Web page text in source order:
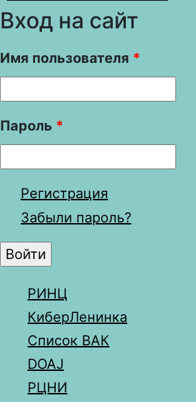
Вход на сайт
Имя пользователя *
Пароль *
Регистрация
Забыли пароль?
РИНЦ
КиберЛенинка
Список ВАК
DOAJ
РЦНИ